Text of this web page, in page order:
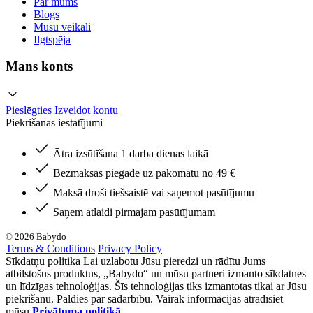
Blogs
Mūsu veikali
Ilgtspēja
Mans konts
Pieslēgties Izveidot kontu
Piekrišanas iestatījumi
Ātra izsūtīšana 1 darba dienas laikā
Bezmaksas piegāde uz pakomātu no 49 €
Maksā droši tiešsaistē vai saņemot pasūtījumu
Saņem atlaidi pirmajam pasūtījumam
© 2026 Babydo
Terms & Conditions Privacy Policy
Sīkdatņu politika Lai uzlabotu Jūsu pieredzi un rādītu Jums
atbilstošus produktus, „Babydo“ un mūsu partneri izmanto sīkdatnes
un līdzīgas tehnoloģijas. Šīs tehnoloģijas tiks izmantotas tikai ar Jūsu
piekrišanu. Paldies par sadarbību. Vairāk informācijas atradīsiet